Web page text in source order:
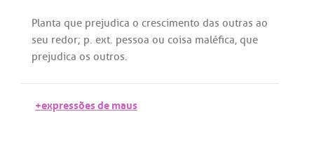
Planta que prejudica o crescimento das outras ao
seu redor; p. ext. pessoa ou coisa maléfica, que
prejudica os outros.
+expressões de maus